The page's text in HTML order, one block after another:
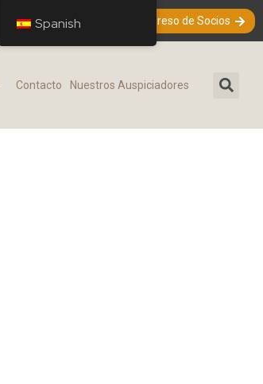
Ingreso de Socios
Contacto Nuestros Auspiciadores
Spanish